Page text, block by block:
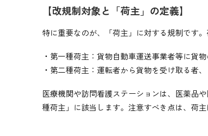
【改規制対象と「荷主」の定義】
特に重要なのが、「荷主」に対する規制です
・第一種荷主：貨物自動車運送事業者等に貨
・第二種荷主：運転者から貨物を受け取る者
医療機関や訪問看護ステーションは、医薬品
種荷主」に該当します。注意すべき点は、荷